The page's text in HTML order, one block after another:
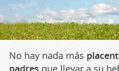
No hay nada más